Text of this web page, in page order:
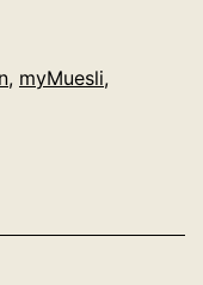
, myMuesli,